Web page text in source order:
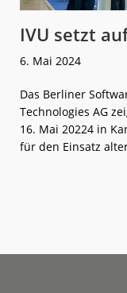
IVU setzt
6. Mai 2024
Das Berliner
Technologies AG
16. Mai 20224 in
für den Einsatz